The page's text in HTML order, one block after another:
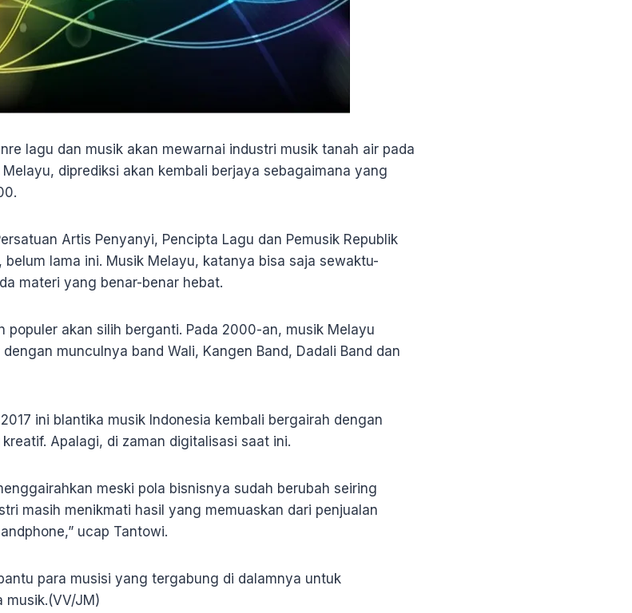
lagu dan musik akan mewarnai industri musik tanah air pada
diprediksi akan kembali berjaya sebagaimana yang
Artis Penyanyi, Pencipta Lagu dan Pemusik Republik
belum lama ini. Musik Melayu, katanya bisa saja sewaktu-
materi yang benar-benar hebat.
populer akan silih berganti. Pada 2000-an, musik Melayu
munculnya band Wali, Kangen Band, Dadali Band dan
ini blantika musik Indonesia kembali bergairah dengan
Apalagi, di zaman digitalisasi saat ini.
meski pola bisnisnya sudah berubah seiring
masih menikmati hasil yang memuaskan dari penjualan
ucap Tantowi.
para musisi yang tergabung di dalamnya untuk
musik.(VV/JM)